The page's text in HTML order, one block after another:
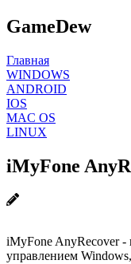
GameDew
Главная
WINDOWS
ANDROID
IOS
MAC OS
LINUX
iMyFone
iMyFone AnyRecover -
управлением